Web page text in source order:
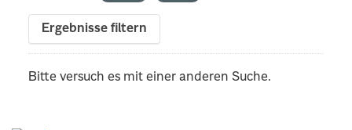
Ergebnisse filtern
Bitte versuch es mit einer anderen Suche.